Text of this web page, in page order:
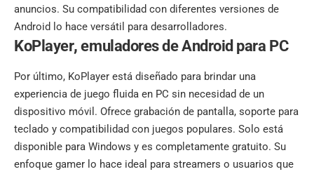
anuncios. Su compatibilidad con diferentes versiones de
Android lo hace versátil para desarrolladores.
KoPlayer,emuladores de Android para PC
Por último, KoPlayer está diseñado para brindar una
experiencia de juego fluida en PC sin necesidad de un
dispositivo móvil. Ofrece grabación de pantalla, soporte para
teclado y compatibilidad con juegos populares. Solo está
disponible para Windows y es completamente gratuito. Su
enfoque gamer lo hace ideal para streamers o usuarios que